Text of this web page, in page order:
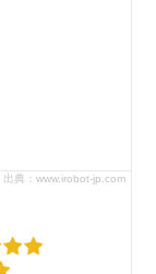
出典：www.irobot-jp.com